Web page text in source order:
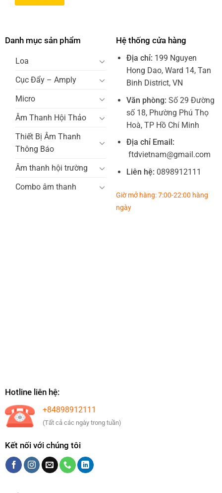
Danh mục sản phẩm
Loa
Cục Đẩy – Amply
Micro
Âm Thanh Hội Thảo
Thiết Bị Âm Thanh
Thông Báo
Âm thanh hội trường
Combo âm thanh
Hệ thống cửa hàng
Địa chỉ: 199 Nguyen
Hong Dao, Ward 14, Tan
Binh District, VN
Văn phòng: Số 29 Đường
số 18, Phường Phú Thọ
Hoà, TP Hồ Chí Minh
Địa chỉ Email:
ftdvietnam@gmail.com
Liên hệ: 0898912111
Giờ mở hàng: 7:00-22:00 hàng
ngày
Hotline liên hệ:
+84898912111
(Tất cả các ngày trong tuần)
Kết nối với chúng tôi